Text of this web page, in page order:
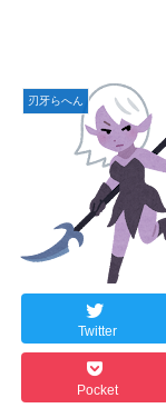
刃牙らへん
Twitter
Pocket